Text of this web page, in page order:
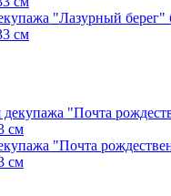
"Лазурный берег"
см
"Почта
см